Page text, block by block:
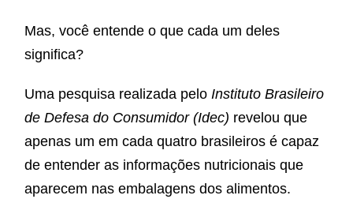
Mas, você entende o que cada um deles
significa?
Uma pesquisa realizada pelo Instituto Brasileiro
de Defesa do Consumidor (Idec) revelou que
apenas um em cada quatro brasileiros é capaz
de entender as informações nutricionais que
aparecem nas embalagens dos alimentos.